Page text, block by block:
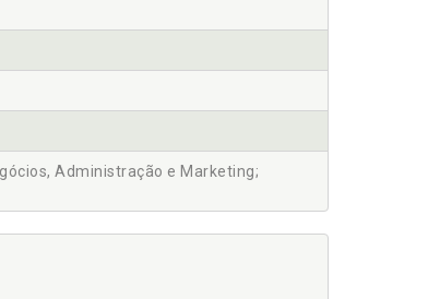
Administração e Marketing;